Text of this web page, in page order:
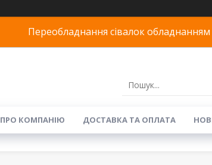
Переобладнання сівалок
ПРО КОМПАНІЮ ДОСТАВКА ТА ОПЛАТА